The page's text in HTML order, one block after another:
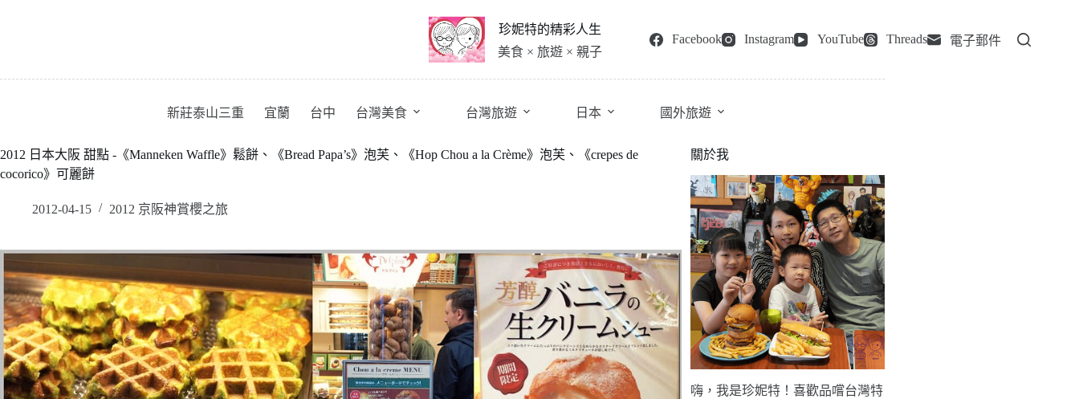
珍妮特的精彩人生
美食 × 旅遊 × 親子
Facebook Instagram YouTube Threads 電子郵件
新莊泰山三重 宜蘭 台中 台灣美食 台灣旅遊 日本 國外旅遊
2012 日本大阪 甜點 -《Manneken Waffle》鬆餅、《Bread Papa’s》泡芙、《Hop Chou a la Crème》泡芙、《crepes de
cocorico》可麗餅
2012-04-15 2012 京阪神賞櫻之旅
關於我
嗨，我是珍妮特！喜歡品嚐台灣特